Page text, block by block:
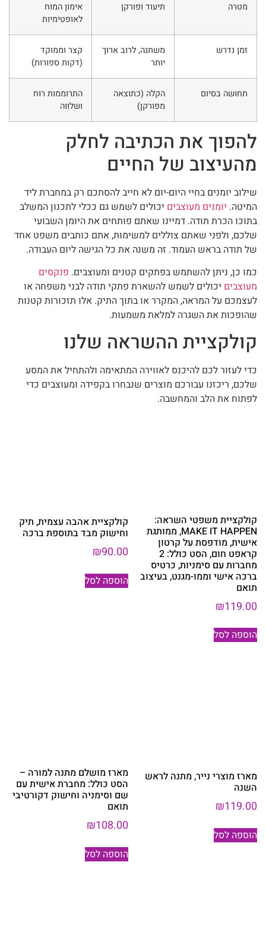
מטרה תיעוד ופורקן
אימון המוח
לאופטימיות
זמן נדרש
משתנה, לרוב ארוך
יותר
קצר וממוקד
(דקות ספורות)
תחושה בסיום
הקלה (כתוצאה
מפורקן)
התרוממות רוח
ושלווה
להפוך את הכתיבה לחלק
מהעיצוב של החיים
שילוב יומנים בחיי היום-יום לא חייב להסתכם רק במחברת ליד
המיטה. יומנים מעוצבים יכולים לשמש גם ככלי לתכנון המשלב
בתוכו הכרת תודה. דמיינו שאתם פותחים את היומן השבועי
שלכם, ולפני שאתם צוללים למשימות, אתם כותבים משפט אחד
של תודה בראש העמוד. זה משנה את כל הגישה ליום העבודה.
כמו כן, ניתן להשתמש בפתקים קטנים ומעוצבים. פנקסים
מעוצבים יכולים לשמש להשארת פתקי תודה לבני משפחה או
לעצמכם על המראה, המקרר או בתוך התיק. אלו תזכורות קטנות
שהופכות את השגרה למלאת משמעות.
קולקציית ההשראה שלנו
כדי לעזור לכם להיכנס לאווירה המתאימה ולהתחיל את המסע
שלכם, ריכזנו עבורכם מוצרים שנבחרו בקפידה ומעוצבים כדי
לפתוח את הלב והמחשבה.
קולקציית משפטי השראה:
MAKE IT HAPPEN, ממותגת
אישית, מודפסת על קרטון
קראפט חום, הסט כולל: 2
מחברות עם סימניות, כרטיס
ברכה אישי וממו-מגנט, בעיצוב
תואם
₪119.00
הוספה לסל
קולקציית אהבה עצמית, תיק
וחישוק מבד בתוספת ברכה
₪90.00
הוספה לסל
מארז מוצרי נייר, מתנה לראש
השנה
₪119.00
הוספה לסל
מארז מושלם מתנה למורה –
הסט כולל: מחברת אישית עם
שם וסימניה וחישוק דקורטיבי
תואם
₪108.00
הוספה לסל